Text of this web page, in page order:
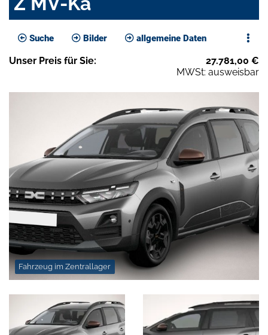
Suche Bilder allgemeine Daten
Unser Preis für Sie: 27.781,00 €
MWSt: ausweisbar
Fahrzeug im Zentrallager